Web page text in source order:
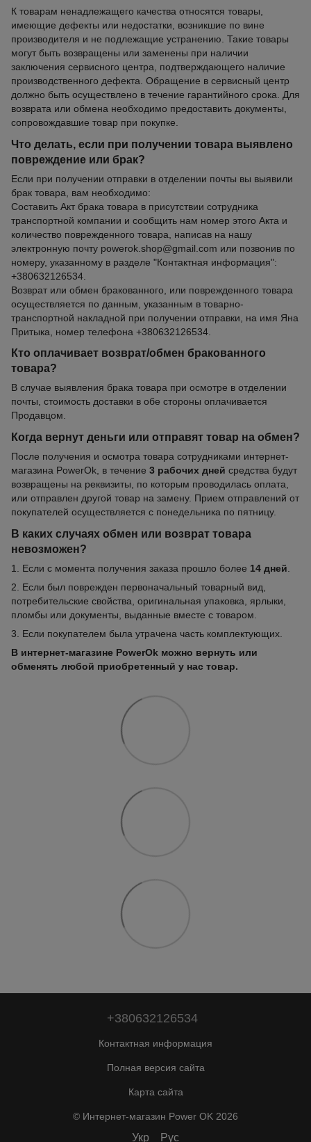
К товарам ненадлежащего качества относятся товары,
имеющие дефекты или недостатки, возникшие по вине
производителя и не подлежащие устранению. Такие товары
могут быть возвращены или заменены при наличии
заключения сервисного центра, подтверждающего наличие
производственного дефекта. Обращение в сервисный центр
должно быть осуществлено в течение гарантийного срока. Для
возврата или обмена необходимо предоставить документы,
сопровождавшие товар при покупке.
Что делать, если при получении товара выявлено
повреждение или брак?
Если при получении отправки в отделении почты вы выявили
брак товара, вам необходимо:
Составить Акт брака товара в присутствии сотрудника
транспортной компании и сообщить нам номер этого Акта и
количество поврежденного товара, написав на нашу
электронную почту powerok.shop@gmail.com или позвонив по
номеру, указанному в разделе "Контактная информация":
+380632126534.
Возврат или обмен бракованного, или поврежденного товара
осуществляется по данным, указанным в товарно-
транспортной накладной при получении отправки, на имя Яна
Притыка, номер телефона +380632126534.
Кто оплачивает возврат/обмен бракованного
товара?
В случае выявления брака товара при осмотре в отделении
почты, стоимость доставки в обе стороны оплачивается
Продавцом.
Когда вернут деньги или отправят товар на обмен?
После получения и осмотра товара сотрудниками интернет-
магазина PowerOk, в течение 3 рабочих дней средства будут
возвращены на реквизиты, по которым проводилась оплата,
или отправлен другой товар на замену. Прием отправлений от
покупателей осуществляется с понедельника по пятницу.
В каких случаях обмен или возврат товара
невозможен?
1. Если с момента получения заказа прошло более 14 дней
2. Если был поврежден первоначальный товарный вид,
потребительские свойства, оригинальная упаковка, ярлыки,
пломбы или документы, выданные вместе с товаром.
3. Если покупателем была утрачена часть комплектующих.
В интернет-магазине PowerOk можно вернуть или
обменять любой приобретенный у нас товар.
+380632126534
Контактная информация
Полная версия сайта
Карта сайта
© Интернет-магазин Power OK 2026
Укр Рус